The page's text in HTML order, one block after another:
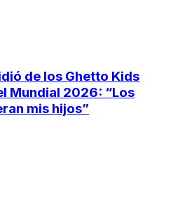
de los Ghetto Kids
Mundial 2026: “Los
mis hijos”